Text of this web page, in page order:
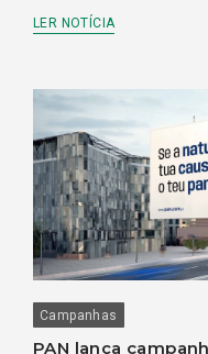
LER NOTÍCIA
Campanhas
PAN lança